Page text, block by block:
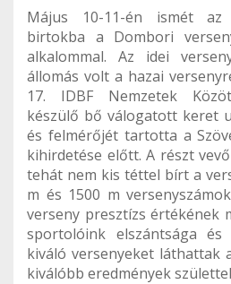
Május 10-11-én ismét
birtokba a Dombori
alkalommal. Az idei
állomás volt a hazai
17. IDBF Nemzetek
készülő bő válogatott keret
és felmérőjét tartotta a
kihirdetése előtt. A részt
tehát nem kis téttel bírt a
m és 1500 m
verseny presztízs értékének
sportolóink elszántsága és
kiváló versenyeket láthattak
kiválóbb eredmények